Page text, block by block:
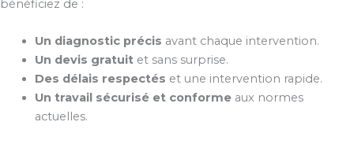
bénéficiez de :
Un diagnostic précis avant chaque intervention.
Un devis gratuitet sans surprise.
Des délais respectés et une intervention rapide.
Un travail sécurisé et conformeaux normes
actuelles.